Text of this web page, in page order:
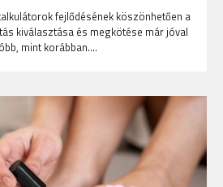
fejlődésének köszönhetően a
kiválasztása és megkötése már jóval
mint korábban.…